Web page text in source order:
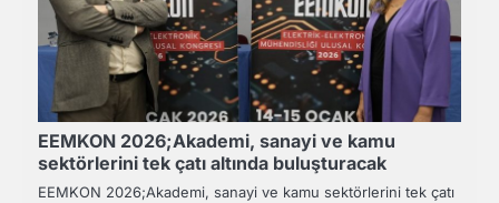
EEMKON 2026;Akademi, sanayi ve kamu
sektörlerini tek çatı altında buluşturacak
EEMKON 2026;Akademi, sanayi ve kamu sektörlerini tek çatı